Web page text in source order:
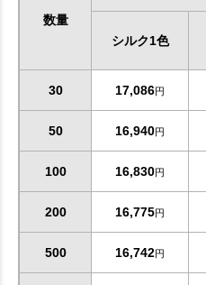
数量
シルク1色
30 17,086円
50 16,940円
100 16,830円
200 16,775円
500 16,742円